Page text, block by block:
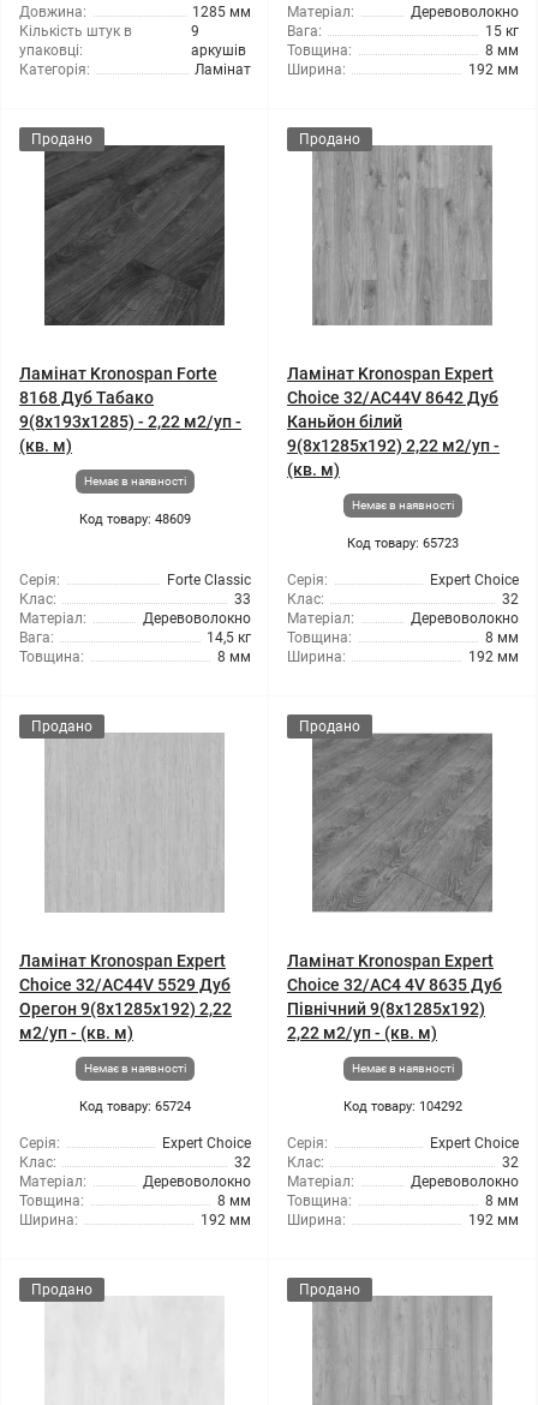
Довжина:
1285 мм
Кількість штук в
упаковці:
9
аркушів
Категорія:
Ламінат
Матеріал:
Деревоволокно
Вага:
15 кг
Товщина:
8 мм
Ширина:
192 мм
Продано
Ламінат Kronospan Forte
8168 Дуб Табако
9(8x193x1285) - 2,22 м2/уп -
(кв. м)
Немає в наявності
Код товару: 48609
Серія:
Forte Classic
Клас:
33
Матеріал:
Деревоволокно
Вага:
14,5 кг
Товщина:
8 мм
Продано
Ламінат Kronospan Expert
Choice 32/АС44V 8642 Дуб
Каньйон білий
9(8x1285x192) 2,22 м2/уп -
(кв. м)
Немає в наявності
Код товару: 65723
Серія:
Expert Choice
Клас:
32
Матеріал:
Деревоволокно
Товщина:
8 мм
Ширина:
192 мм
Продано
Ламінат Kronospan Expert
Choice 32/АС44V 5529 Дуб
Орегон 9(8x1285x192) 2,22
м2/уп - (кв. м)
Немає в наявності
Код товару: 65724
Серія:
Expert Choice
Клас:
32
Матеріал:
Деревоволокно
Товщина:
8 мм
Ширина:
192 мм
Продано
Ламінат Kronospan Expert
Choice 32/АС4 4V 8635 Дуб
Північний 9(8x1285x192)
2,22 м2/уп - (кв. м)
Немає в наявності
Код товару: 104292
Серія:
Expert Choice
Клас:
32
Матеріал:
Деревоволокно
Товщина:
8 мм
Ширина:
192 мм
Продано Продано